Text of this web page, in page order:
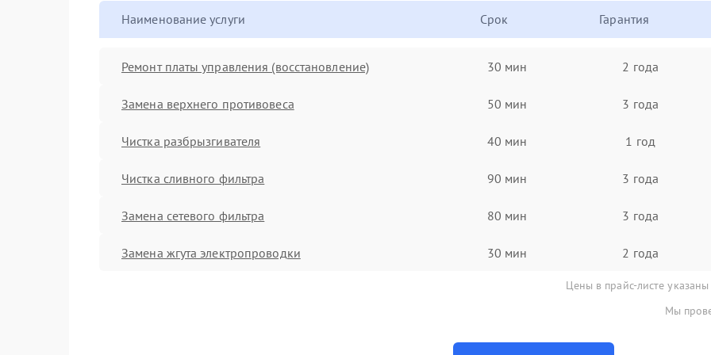
Наименование услуги Срок Гарантия
Ремонт платы управления (восстановление) 30 мин 2 года
Замена верхнего противовеса 50 мин 3 года
Чистка разбрызгивателя 40 мин 1 год
Чистка сливного фильтра 90 мин 3 года
Замена сетевого фильтра 80 мин 3 года
Замена жгута электропроводки 30 мин 2 года
Цены в прайс-листе
Мы